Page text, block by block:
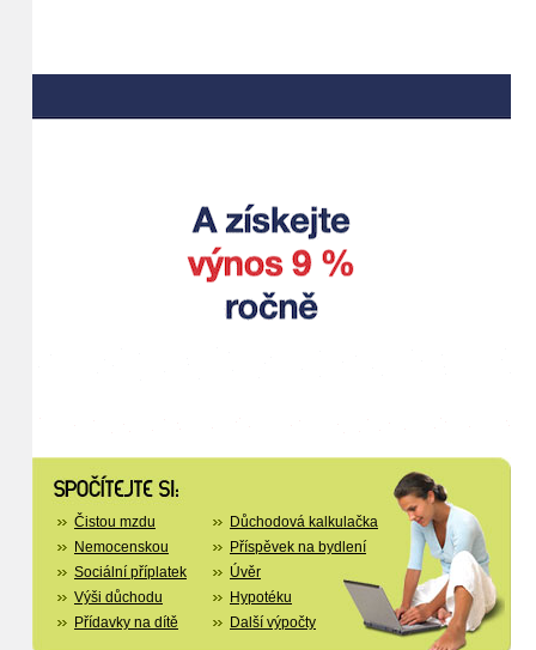
Čistou mzdu
Nemocenskou
Sociální příplatek
Výši důchodu
Přídavky na dítě
Důchodová kalkulačka
Příspěvek na bydlení
Úvěr
Hypotéku
Další výpočty